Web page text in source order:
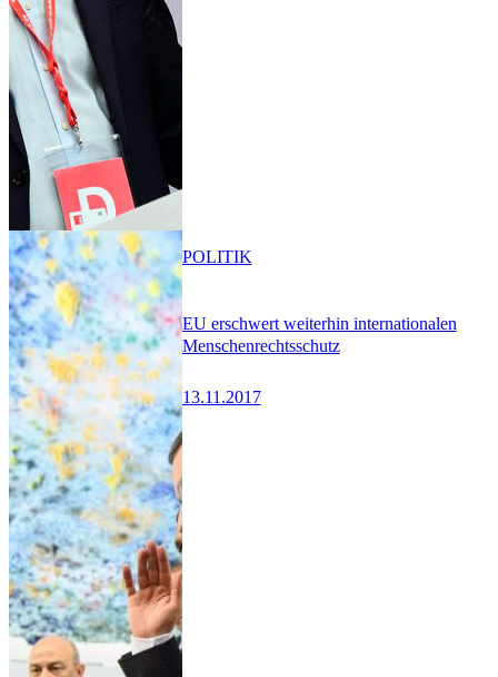
EU erschwert weiterhin internationalen
Menschenrechtsschutz
13.11.2017
POLITIK